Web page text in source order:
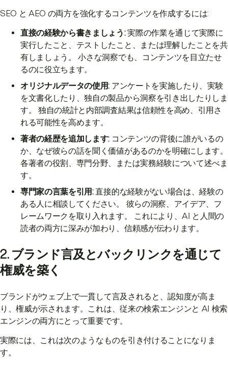
SEO と AEO の両方を強化するコンテンツを作成するには:
直接の経験から書きましょう:実際の作業を通じて実際に
実行したこと、テストしたこと、または理解したことを共
有しましょう。 小さな洞察でも、コンテンツを目立たせ
るのに役立ちます。
オリジナルデータの使用: アンケートを実施したり、実験
を文書化したり、独自の製品から洞察を引き出したりしま
す。 独自の統計と内部調査結果は信頼性を高め、引用さ
れる可能性を高めます。
著者の経歴を追加します: コンテンツの背後に誰がいるの
か、なぜ彼らの話を聞く価値があるのかを明確にします。
各著者の役割、専門分野、または実務経験について述べま
す。
専門家の言葉を引用:直接的な経験がない場合は、経験の
ある人に相談してください。 彼らの洞察、アイデア、フ
レームワークを取り入れます。 これにより、AI と人間の
読者の両方に深みが加わり、信頼感が伝わります。
2. ブランド言及とバックリンクを通じて
権威を築く
ブランドがウェブ上で一貫して言及されると、認知度が高ま
り、権威が示されます。これは、従来の検索エンジンと AI 検索
エンジンの両方にとって重要です。
実際には、これは次のようなものを引き付けることになりま
す。